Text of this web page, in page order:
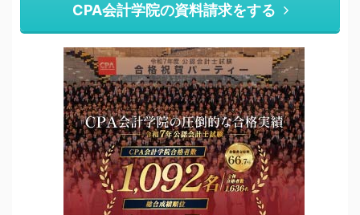
CPA会計学院の資料請求をする